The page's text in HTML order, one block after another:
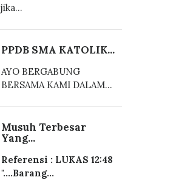
jika...
PPDB SMA KATOLIK...
AYO BERGABUNG
BERSAMA KAMI DALAM...
Musuh Terbesar
Yang...
Referensi : LUKAS 12:48
"....Barang...